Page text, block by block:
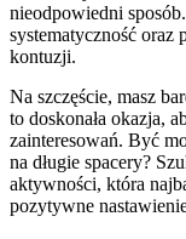
nieodpowiedni
systematyczność oraz
kontuzji.
Na szczęście, masz
to doskonała okazja,
zainteresowań. Być
na długie spacery?
aktywności, która
pozytywne